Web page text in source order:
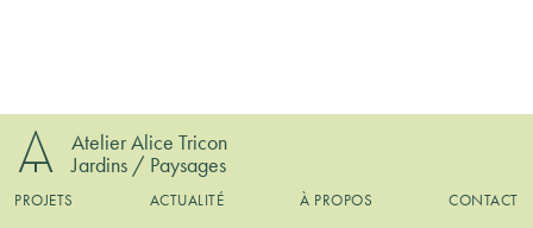
Atelier Alice Tricon
Jardins / Paysages
PROJETS ACTUALITÉ À PROPOS CONTACT